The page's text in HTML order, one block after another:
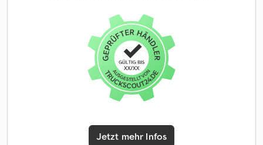
Jetzt mehr Infos